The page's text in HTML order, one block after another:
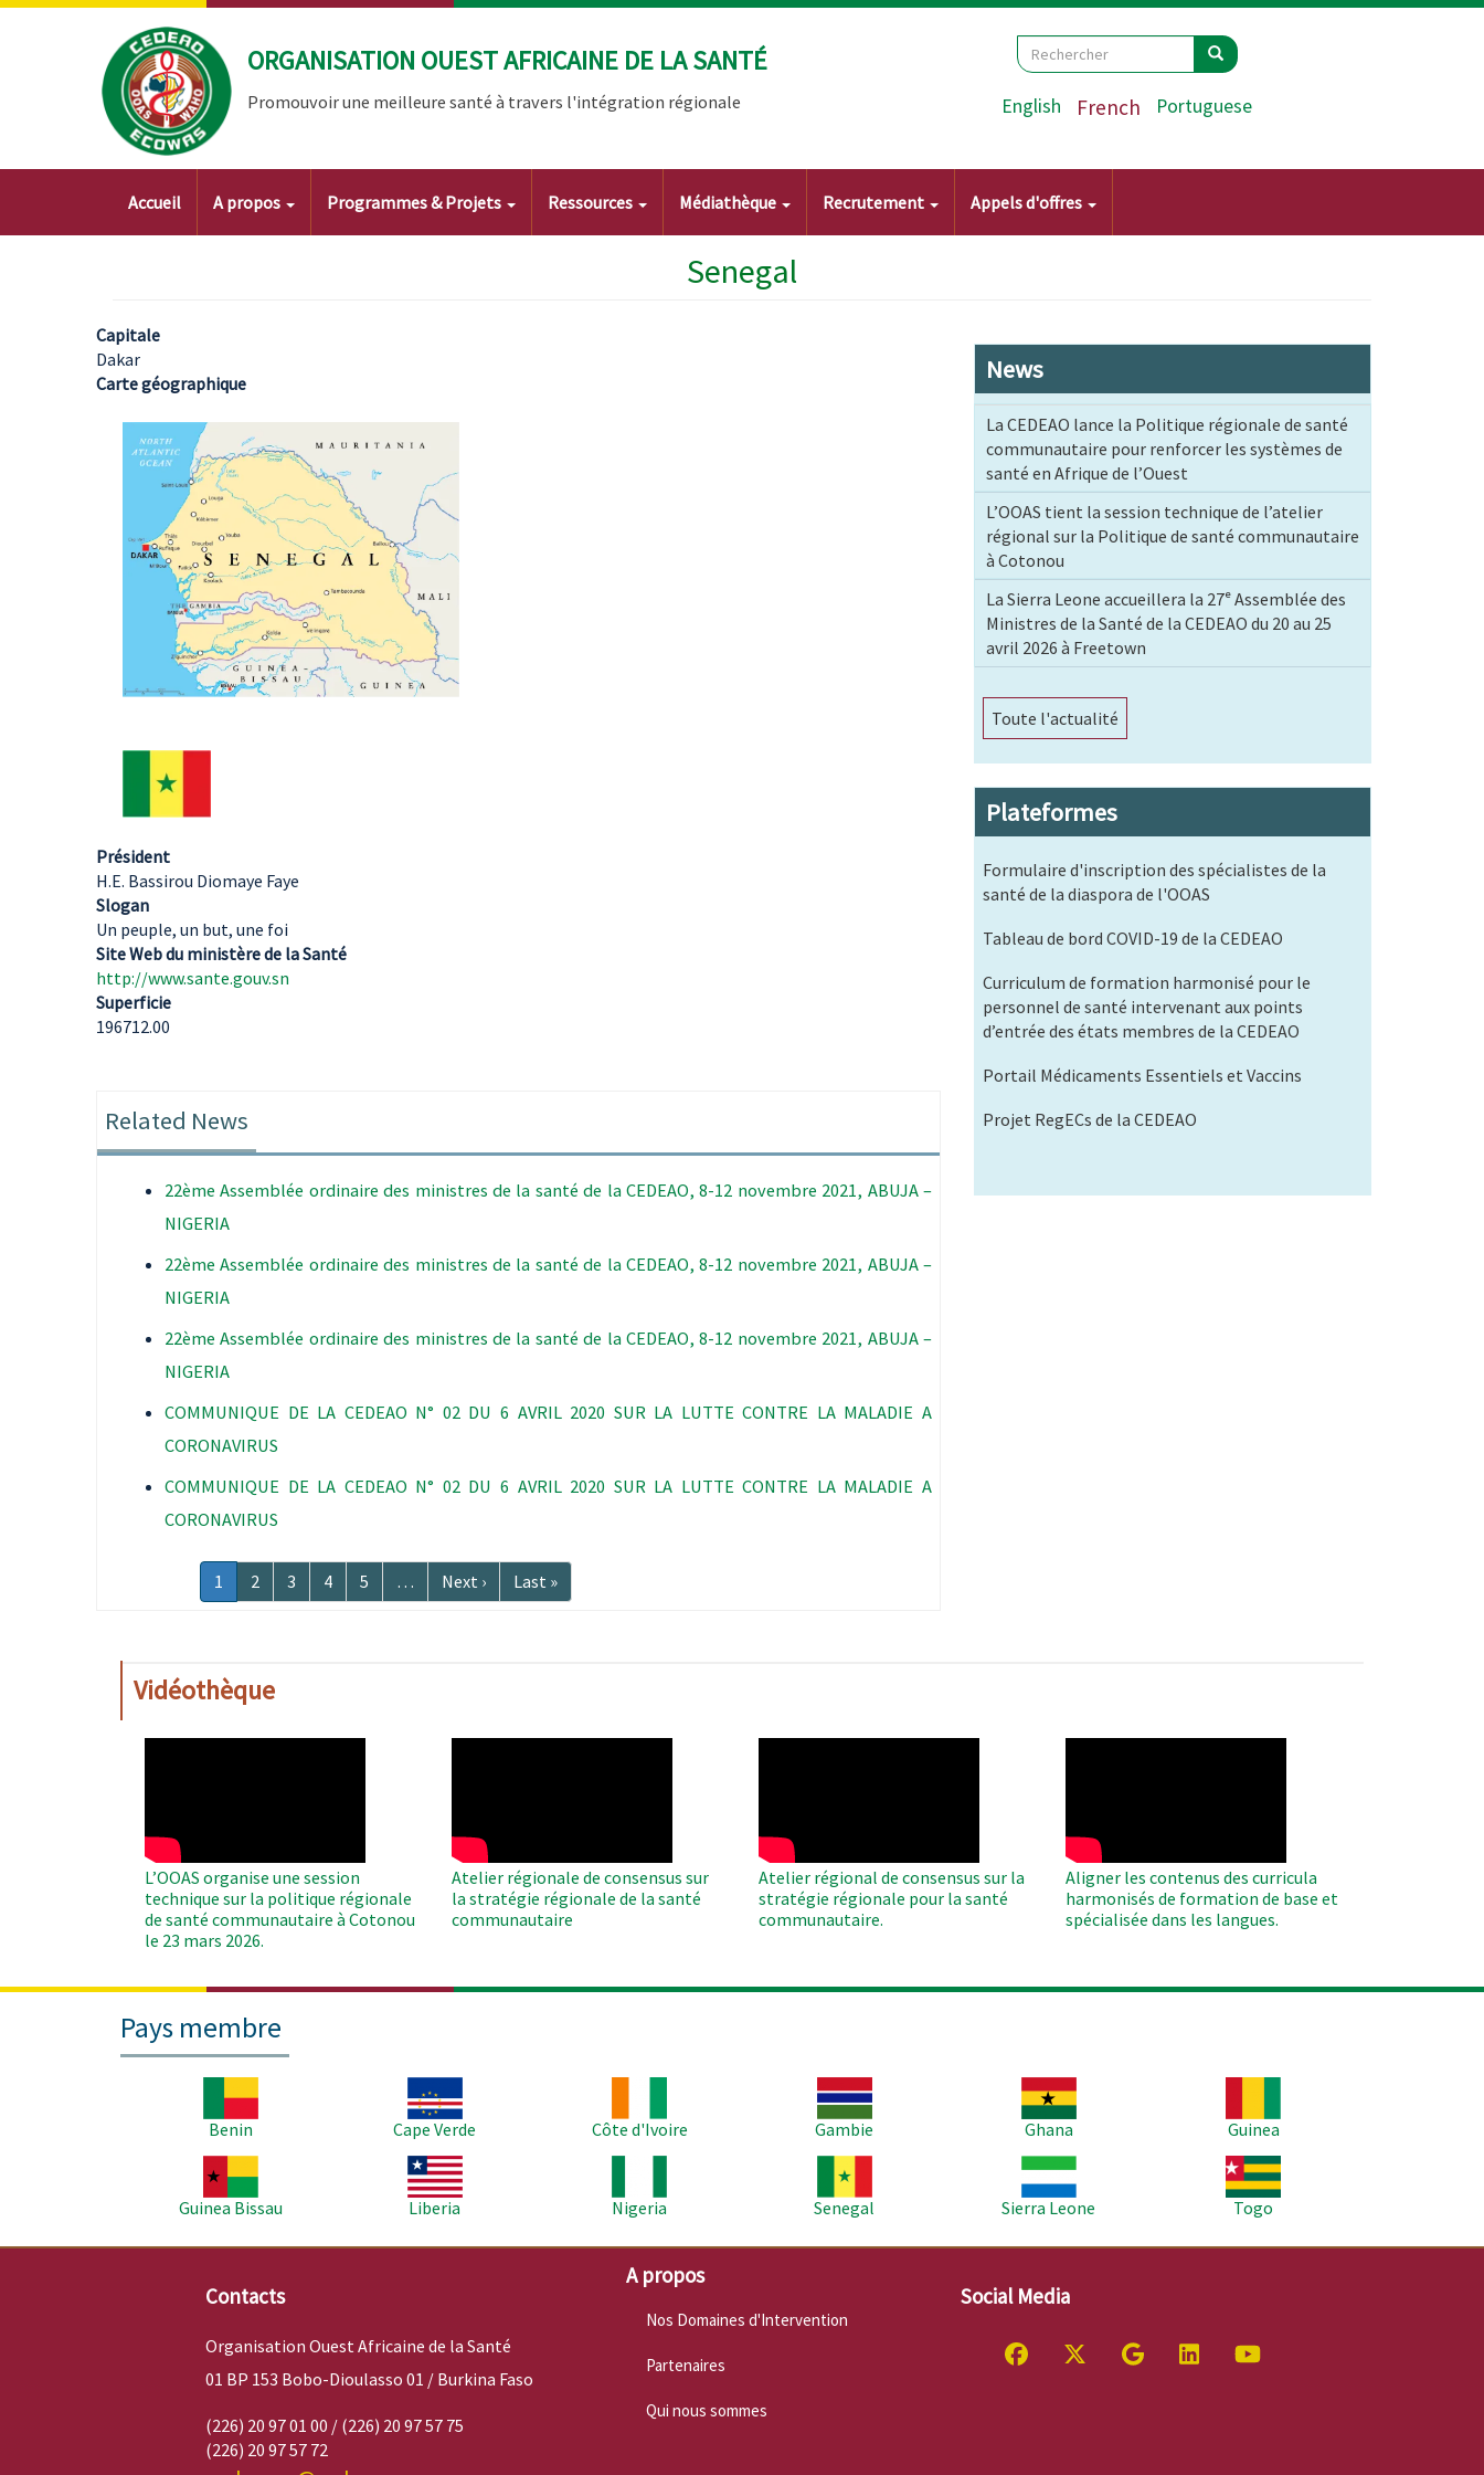
Aller
ORGANISATION OUEST AFRICAINE DE LA SANTÉ
Promouvoir une meilleure santé à travers l'intégration régionale
Search
Rechercher Rechercher
English French Portuguese
Main
navigation
Accueil A propos Programmes & Projets Ressources Médiathèque Recrutement Appels d'offres
Senegal
Capitale
Dakar
Carte géographique
Image
Président
H.E. Bassirou Diomaye Faye
Slogan
Un peuple, un but, une foi
Site Web du ministère de la Santé
http://www.sante.gouv.sn
Superficie
196712.00
Related News
22ème Assemblée ordinaire des ministres de la santé de la CEDEAO, 8-12 novembre 2021, ABUJA –
NIGERIA
22ème Assemblée ordinaire des ministres de la santé de la CEDEAO, 8-12 novembre 2021, ABUJA –
NIGERIA
22ème Assemblée ordinaire des ministres de la santé de la CEDEAO, 8-12 novembre 2021, ABUJA –
NIGERIA
COMMUNIQUE DE LA CEDEAO N° 02 DU 6 AVRIL 2020 SUR LA LUTTE CONTRE LA MALADIE A
CORONAVIRUS
COMMUNIQUE DE LA CEDEAO N° 02 DU 6 AVRIL 2020 SUR LA LUTTE CONTRE LA MALADIE A
CORONAVIRUS
Page
courante
1 Page
2 Page
3 Page
4 Page
5 …
Page
suivante
Next ›
Dernière
page
Last »
News
La CEDEAO lance la Politique régionale de santé
communautaire pour renforcer les systèmes de
santé en Afrique de l’Ouest
L’OOAS tient la session technique de l’atelier
régional sur la Politique de santé communautaire
à Cotonou
La Sierra Leone accueillera la 27ᵉ Assemblée des
Ministres de la Santé de la CEDEAO du 20 au 25
avril 2026 à Freetown
Toute l'actualité
Plateformes
Formulaire d'inscription des spécialistes de la
santé de la diaspora de l'OOAS
Tableau de bord COVID-19 de la CEDEAO
Curriculum de formation harmonisé pour le
personnel de santé intervenant aux points
d’entrée des états membres de la CEDEAO
Portail Médicaments Essentiels et Vaccins
Projet RegECs de la CEDEAO
Vidéothèque
L’OOAS organise une session
technique sur la politique régionale
de santé communautaire à Cotonou
le 23 mars 2026.
Atelier régionale de consensus sur
la stratégie régionale de la santé
communautaire
Atelier régional de consensus sur la
stratégie régionale pour la santé
communautaire.
Aligner les contenus des curricula
harmonisés de formation de base et
spécialisée dans les langues.
Pays membre
Benin
Cape Verde
Côte d'Ivoire
Gambie
Ghana
Guinea
Guinea Bissau
Liberia
Nigeria
Senegal
Sierra Leone
Togo
Contacts
Organisation Ouest Africaine de la Santé
01 BP 153 Bobo-Dioulasso 01 / Burkina Faso
(226) 20 97 01 00 / (226) 20 97 57 75
(226) 20 97 57 72
A propos
Nos Domaines d'Intervention
Partenaires
Qui nous sommes
Social Media